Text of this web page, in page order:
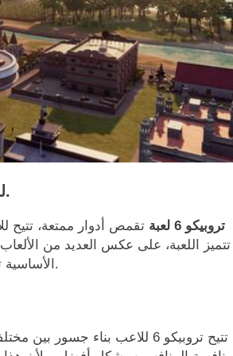
لعبة متعددة اللاعبين شيقة وواقعية لأجهزة الكمبيوتر الشخصية.
تروبيكو 6 لعبة
تقمص أدوار ممتعة، تتيح
تتميز اللعبة، على عكس العديد من
الأساسية تتمحور حول السياسات الاقتصادية والاجتماعية بدلاً من المعارك المباشرة.
تتيح تروبيكو 6 للاعب بناء